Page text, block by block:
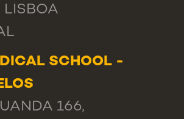
SCHOOL -
166,